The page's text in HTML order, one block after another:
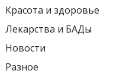
Красота и здоровье
Лекарства и БАДы
Новости
Разное